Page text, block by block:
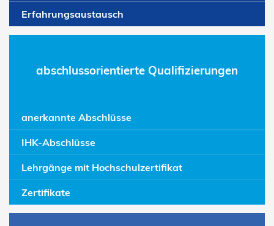
Erfahrungsaustausch
abschlussorientierte Qualifizierungen
anerkannte Abschlüsse
IHK-Abschlüsse
Lehrgänge mit Hochschulzertifikat
Zertifikate